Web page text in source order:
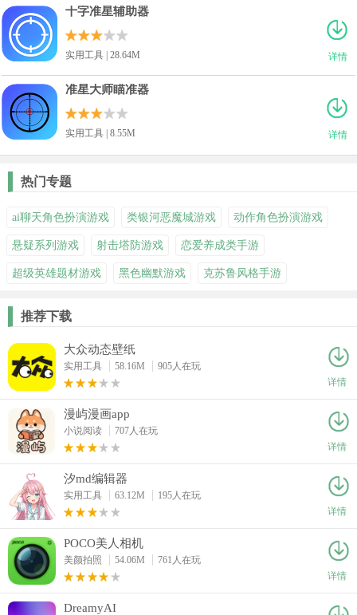
详情
十字准星辅助器
实用工具 | 28.64M
详情
准星大师瞄准器
实用工具 | 8.55M
热门专题
ai聊天角色扮演游戏 类银河恶魔城游戏 动作角色扮演游戏
悬疑系列游戏 射击塔防游戏 恋爱养成类手游
超级英雄题材游戏 黑色幽默游戏 克苏鲁风格手游
推荐下载
大众动态壁纸
实用工具 58.16M
905人在玩
详情
漫屿漫画app
小说阅读
707人在玩
详情
汐md编辑器
实用工具 63.12M
195人在玩
详情
POCO美人相机
美颜拍照 54.06M
761人在玩
详情
DreamyAI